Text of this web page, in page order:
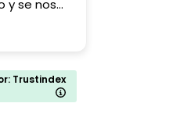
Trustindex